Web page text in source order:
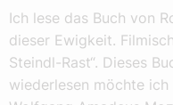
Ich lese das Buch von
dieser Ewigkeit.
Steindl-Rast“. Dieses
wiederlesen möchte ich